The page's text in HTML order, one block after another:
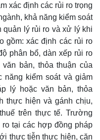
xác định các rủi ro trọng
khả năng kiểm soát
quản lý rủi ro và xử lý khi
gồm: xác định các rủi ro
phân bổ, dàn xếp rủi ro
bản, thỏa thuận của
năng kiểm soát và giảm
lý hoặc văn bản, thỏa
thực hiện và gánh chịu,
trên thực tế. Trường
tại các hợp đồng pháp
thực tiễn thực hiện, căn